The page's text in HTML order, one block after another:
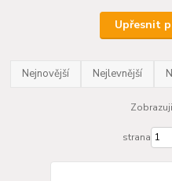
Upřesnit
Nejnovější Nejlevnější
strana